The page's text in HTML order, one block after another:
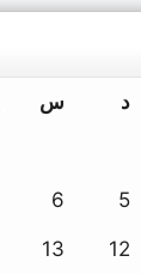
د س
5
6
12
13